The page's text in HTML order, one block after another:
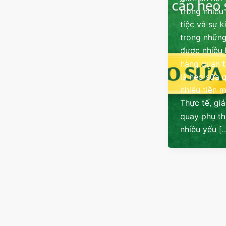
trong nhiều
tiệc và sự
trong
được nhiều
hàng quan
là heo sữa
nhiêu tiền
Thực tế,
quay phụ
nhiều yếu